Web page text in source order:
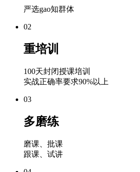
严选gao知群体
02
重培训
100天封闭授课培训
实战正确率要求90%以上
03
多磨练
磨课、批课
跟课、试讲